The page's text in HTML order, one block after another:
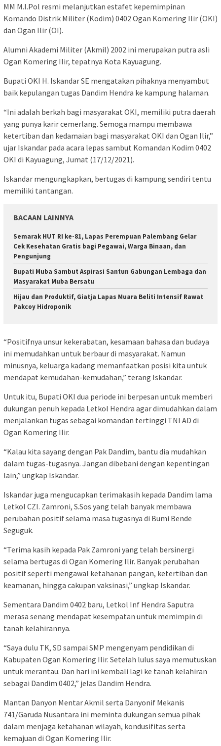
MM M.I.Pol resmi melanjutkan estafet kepemimpinan
Komando Distrik Militer (Kodim) 0402 Ogan Komering Ilir (OKI)
dan Ogan Ilir (OI).
Alumni Akademi Militer (Akmil) 2002 ini merupakan putra asli
Ogan Komering Ilir, tepatnya Kota Kayuagung.
Bupati OKI H. Iskandar SE mengatakan pihaknya menyambut
baik kepulangan tugas Dandim Hendra ke kampung halaman.
“Ini adalah berkah bagi masyarakat OKI, memiliki putra daerah
yang punya karir cemerlang. Semoga mampu membawa
ketertiban dan kedamaian bagi masyarakat OKI dan Ogan Ilir,”
ujar Iskandar pada acara lepas sambut Komandan Kodim 0402
OKI di Kayuagung, Jumat (17/12/2021).
Iskandar mengungkapkan, bertugas di kampung sendiri tentu
memiliki tantangan.
BACAAN LAINNYA
Semarak HUT RI ke-81, Lapas Perempuan Palembang Gelar
Cek Kesehatan Gratis bagi Pegawai, Warga Binaan, dan
Pengunjung
Bupati Muba Sambut Aspirasi Santun Gabungan Lembaga dan
Masyarakat Muba Bersatu
Hijau dan Produktif, Giatja Lapas Muara Beliti Intensif Rawat
Pakcoy Hidroponik
“Positifnya unsur kekerabatan, kesamaan bahasa dan budaya
ini memudahkan untuk berbaur di masyarakat. Namun
minusnya, keluarga kadang memanfaatkan posisi kita untuk
mendapat kemudahan-kemudahan,” terang Iskandar.
Untuk itu, Bupati OKI dua periode ini berpesan untuk memberi
dukungan penuh kepada Letkol Hendra agar dimudahkan dalam
menjalankan tugas sebagai komandan tertinggi TNI AD di
Ogan Komering Ilir.
“Kalau kita sayang dengan Pak Dandim, bantu dia mudahkan
dalam tugas-tugasnya. Jangan dibebani dengan kepentingan
lain,” ungkap Iskandar.
Iskandar juga mengucapkan terimakasih kepada Dandim lama
Letkol CZI. Zamroni, S.Sos yang telah banyak membawa
perubahan positif selama masa tugasnya di Bumi Bende
Seguguk.
“Terima kasih kepada Pak Zamroni yang telah bersinergi
selama bertugas di Ogan Komering Ilir. Banyak perubahan
positif seperti mengawal ketahanan pangan, ketertiban dan
keamanan, hingga cakupan vaksinasi,” ungkap Iskandar.
Sementara Dandim 0402 baru, Letkol Inf Hendra Saputra
merasa senang mendapat kesempatan untuk memimpin di
tanah kelahirannya.
“Saya dulu TK, SD sampai SMP mengenyam pendidikan di
Kabupaten Ogan Komering Ilir. Setelah lulus saya memutuskan
untuk merantau. Dan hari ini kembali lagi ke tanah kelahiran
sebagai Dandim 0402,” jelas Dandim Hendra.
Mantan Danyon Mentar Akmil serta Danyonif Mekanis
741/Garuda Nusantara ini meminta dukungan semua pihak
dalam menjaga ketahanan wilayah, kondusifitas serta
kemajuan di Ogan Komering Ilir.